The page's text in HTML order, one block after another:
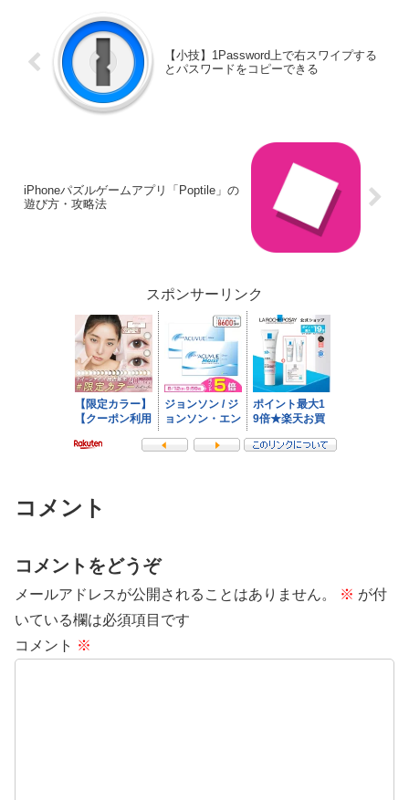
【小技】1Password上で右スワイプする
とパスワードをコピーできる
iPhoneパズルゲームアプリ「Poptile」の
遊び方・攻略法
スポンサーリンク
コメント
コメントをどうぞ
メールアドレスが公開されることはありません。 ※ が付
いている欄は必須項目です
コメント ※